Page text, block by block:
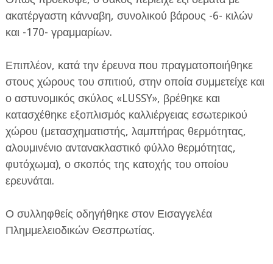
ακατέργαστη κάνναβη, συνολικού βάρους -6- κιλών
και -170- γραμμαρίων.
Επιπλέον, κατά την έρευνα που πραγματοποιήθηκε
στους χώρους του σπιτιού, στην οποία συμμετείχε και
ο αστυνομικός σκύλος «LUSSY», βρέθηκε και
κατασχέθηκε εξοπλισμός καλλιέργειας εσωτερικού
χώρου (μετασχηματιστής, λαμπτήρας θερμότητας,
αλουμινένιο αντανακλαστικό φύλλο θερμότητας,
φυτόχωμα), ο σκοπός της κατοχής του οποίου
ερευνάται.
Ο συλληφθείς οδηγήθηκε στον Εισαγγελέα
Πλημμελειοδικών Θεσπρωτίας.